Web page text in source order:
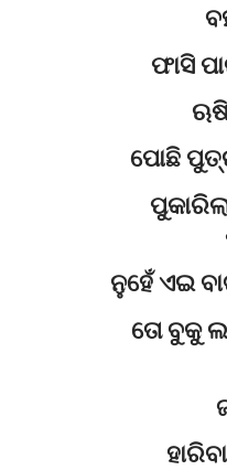
ଫାସି
ପୋଛି
ନୁହେଁ ଏଇ
ତୋ ବୁକୁ